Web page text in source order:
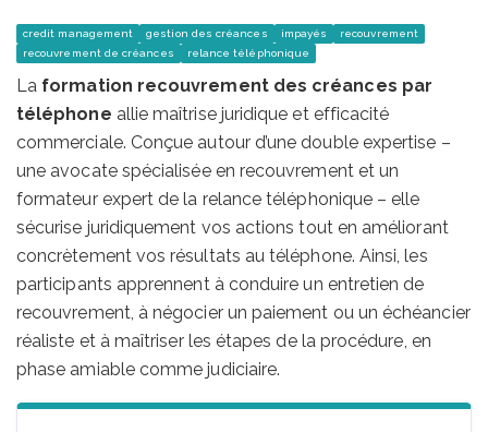
credit management gestion des créances impayés
recouvrement
recouvrement de créances
relance téléphonique
La formation recouvrement des créances par
téléphone allie maîtrise juridique et efficacité
commerciale. Conçue autour d’une double expertise –
une avocate spécialisée en recouvrement et un
formateur expert de la relance téléphonique – elle
sécurise juridiquement vos actions tout en améliorant
concrètement vos résultats au téléphone. Ainsi, les
participants apprennent à conduire un entretien de
recouvrement, à négocier un paiement ou un échéancier
réaliste et à maîtriser les étapes de la procédure, en
phase amiable comme judiciaire.